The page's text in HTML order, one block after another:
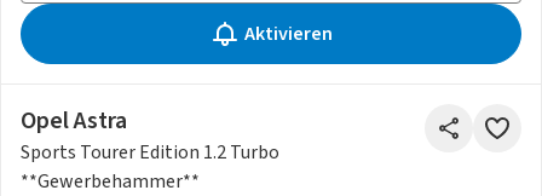
Aktivieren
Opel Astra
Sports Tourer Edition 1.2 Turbo
**Gewerbehammer**